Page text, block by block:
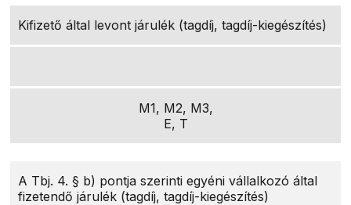
Kifizető által levont járulék (tagdíj, tagdíj-kiegészítés)
M1, M2, M3,
E, T
A Tbj. 4. § b) pontja szerinti egyéni vállalkozó által
fizetendő járulék (tagdíj, tagdíj-kiegészítés)